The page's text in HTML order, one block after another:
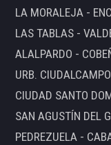
LA MORALEJA -
LAS TABLAS -
ALALPARDO -
URB.
CIUDAD SANTO
SAN AGUSTÍN DEL
PEDREZUELA -